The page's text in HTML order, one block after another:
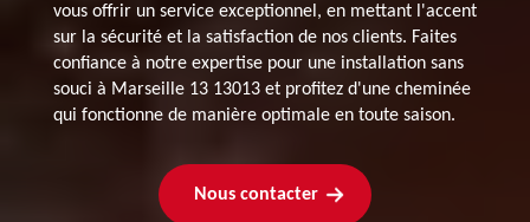
vous offrir un service exceptionnel, en mettant l'accent
sur la sécurité et la satisfaction de nos clients. Faites
confiance à notre expertise pour une installation sans
souci à Marseille 13 13013 et profitez d'une cheminée
qui fonctionne de manière optimale en toute saison.
Nous contacter